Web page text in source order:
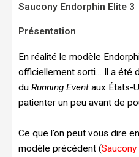
Saucony Endorphin Elite 3
Présentation
En réalité le modèle
officiellement sorti… Il a été
du Running Event aux États-
patienter un peu avant de
Ce que l’on peut vous dire
modèle précédent (